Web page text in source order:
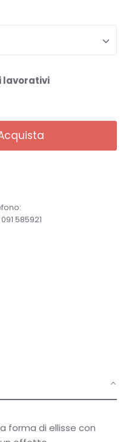
lavorativi
585921
a forma di ellisse con